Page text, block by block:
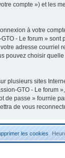
compte ») et les
à votre
- Le forum » sont
adresse courriel
pouvez choisir
plusieurs sites
GTO - Le forum
de passe » fournie
de vous
les cookies